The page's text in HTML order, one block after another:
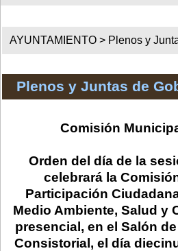
AYUNTAMIENTO > Plenos y
Plenos y Juntas de
Comisión
Orden del día de la
celebrará la
Participación
Medio Ambiente, Salud y
presencial, en el Salón
Consistorial, el día